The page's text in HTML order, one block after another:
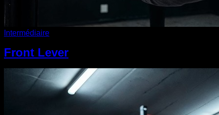
Intermédiaire
Front Lever